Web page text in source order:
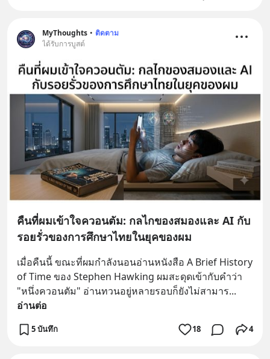
MyThoughts • ติดตาม
ได้รับการบูสต์
คืนที่ผมเข้าใจควอนตัม: กลไกของสมองและ AI กับ
รอยรั่วของการศึกษาไทยในยุคของผม
เมื่อคืนนี้ ขณะที่ผมกำลังนอนอ่านหนังสือ A Brief History
of Time ของ Stephen Hawking ผมสะดุดเข้ากับคำว่า
"หนึ่งควอนตัม" อ่านทวนอยู่หลายรอบก็ยังไม่สามาร
อ่านต่อ
5 บันทึก 18 4